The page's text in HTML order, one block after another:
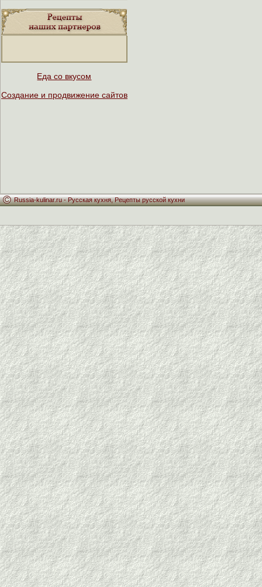
Еда со вкусом
Создание и продвижение сайтов
Russia-kulinar.ru -Русская кухня,Рецепты русской кухни